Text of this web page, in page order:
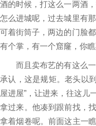
酒的时候，打这么一两酒
怎么进城呢，过去城里有
可着街筒子，两边的门脸
有个掌，有一个窟窿，你瞧
而且卖布艺的有这么一
承认，这是规矩。老头以
屋进屋”，让进来，往这儿
拿过来。他凑到跟前找，
拿着烟卷呢。前面这主一